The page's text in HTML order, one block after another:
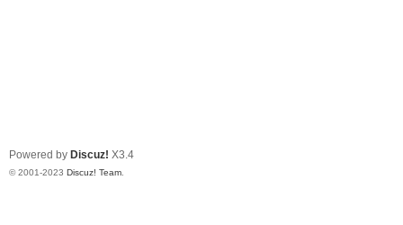
Powered by Discuz! X3.4
© 2001-2023 Discuz! Team